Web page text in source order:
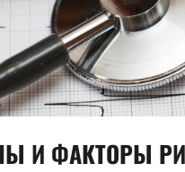
И ФАКТОРЫ